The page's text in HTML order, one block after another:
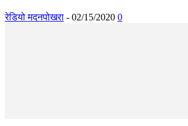
रेडियो मदनपोखरा - 02/15/2020 0